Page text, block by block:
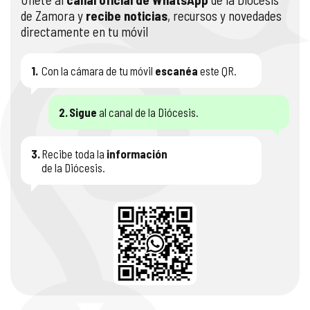
de Zamora y recibe noticias, recursos y novedades
directamente en tu móvil
1. Con la cámara de tu móvil escanéa este QR.
2. Sigue al canal de la Diócesis.
3. Recibe toda la información
de la Diócesis.